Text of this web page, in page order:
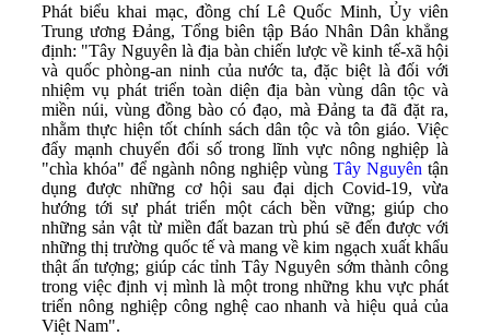
Phát biểu khai mạc, đồng chí Lê Quốc Minh, Ủy viên
Trung ương Đảng, Tổng biên tập Báo Nhân Dân khẳng
định: "Tây Nguyên là địa bàn chiến lược về kinh tế-xã hội
và quốc phòng-an ninh của nước ta, đặc biệt là đối với
nhiệm vụ phát triển toàn diện địa bàn vùng dân tộc và
miền núi, vùng đồng bào có đạo, mà Đảng ta đã đặt ra,
nhằm thực hiện tốt chính sách dân tộc và tôn giáo. Việc
đẩy mạnh chuyển đổi số trong lĩnh vực nông nghiệp là
"chìa khóa" để ngành nông nghiệp vùng Tây Nguyên tận
dụng được những cơ hội sau đại dịch Covid-19, vừa
hướng tới sự phát triển một cách bền vững; giúp cho
những sản vật từ miền đất bazan trù phú sẽ đến được với
những thị trường quốc tế và mang về kim ngạch xuất khẩu
thật ấn tượng; giúp các tỉnh Tây Nguyên sớm thành công
trong việc định vị mình là một trong những khu vực phát
triển nông nghiệp công nghệ cao nhanh và hiệu quả của
Việt Nam".